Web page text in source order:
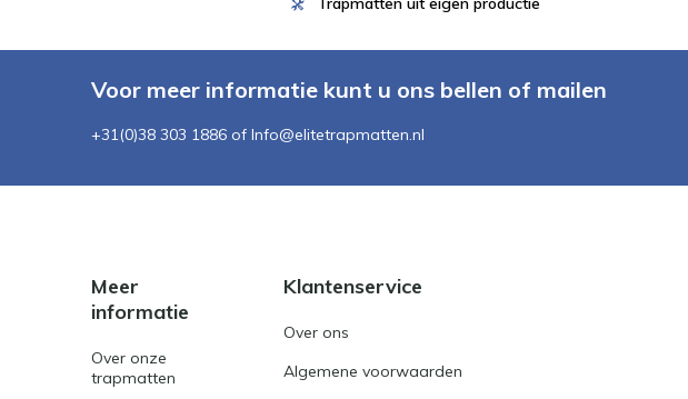
Voor meer informatie kunt u ons bellen of mailen
+31(0)38 303 1886 of Info@elitetrapmatten.nl
Meer
informatie
Over onze
trapmatten
Klantenservice
Over ons
Algemene voorwaarden